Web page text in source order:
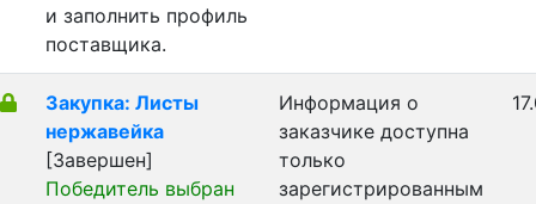
и заполнить профиль
поставщика.
Закупка: Листы
нержавейка
[Завершен]
Победитель выбран
Информация о
заказчике доступна
только
зарегистрированным